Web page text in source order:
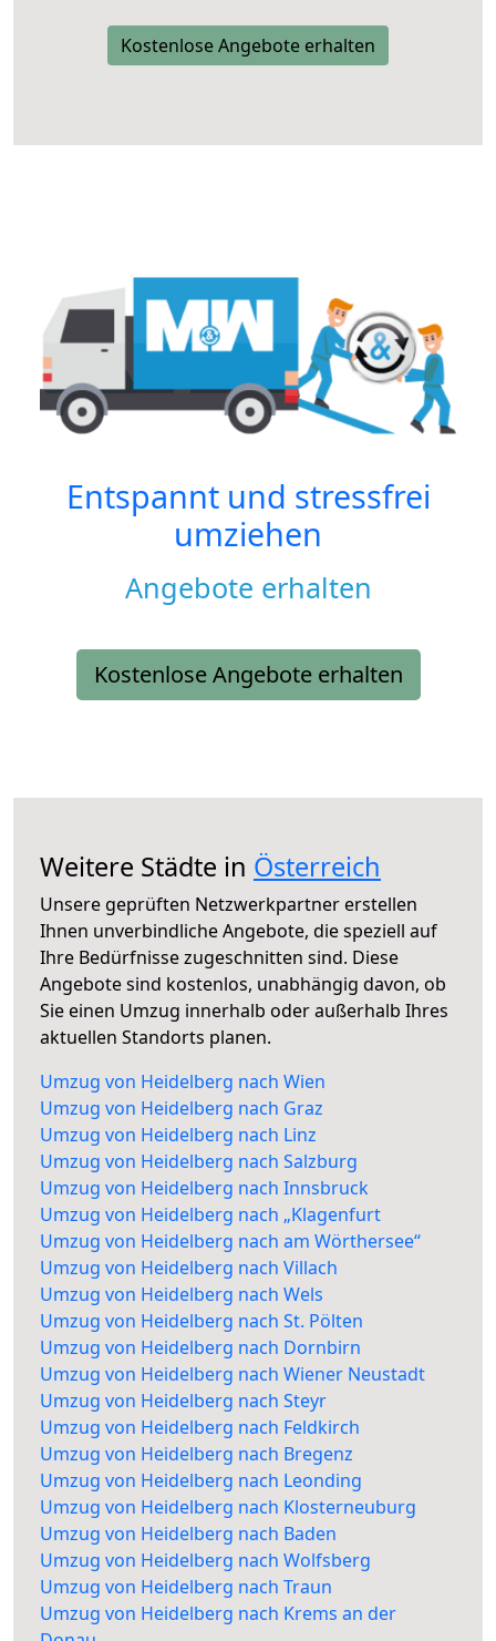
Kostenlose Angebote erhalten
Entspannt und stressfrei
umziehen
Angebote erhalten
Kostenlose Angebote erhalten
Weitere Städte in Österreich
Unsere geprüften Netzwerkpartner erstellen
Ihnen unverbindliche Angebote, die speziell auf
Ihre Bedürfnisse zugeschnitten sind. Diese
Angebote sind kostenlos, unabhängig davon, ob
Sie einen Umzug innerhalb oder außerhalb Ihres
aktuellen Standorts planen.
Umzug von Heidelberg nach Wien
Umzug von Heidelberg nach Graz
Umzug von Heidelberg nach Linz
Umzug von Heidelberg nach Salzburg
Umzug von Heidelberg nach Innsbruck
Umzug von Heidelberg nach „Klagenfurt
Umzug von Heidelberg nach am Wörthersee“
Umzug von Heidelberg nach Villach
Umzug von Heidelberg nach Wels
Umzug von Heidelberg nach St. Pölten
Umzug von Heidelberg nach Dornbirn
Umzug von Heidelberg nach Wiener Neustadt
Umzug von Heidelberg nach Steyr
Umzug von Heidelberg nach Feldkirch
Umzug von Heidelberg nach Bregenz
Umzug von Heidelberg nach Leonding
Umzug von Heidelberg nach Klosterneuburg
Umzug von Heidelberg nach Baden
Umzug von Heidelberg nach Wolfsberg
Umzug von Heidelberg nach Traun
Umzug von Heidelberg nach Krems an der